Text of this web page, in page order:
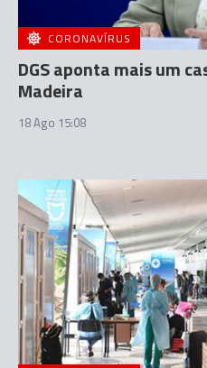
CORONAVÍRUS
DGS aponta mais um
Madeira
18 Ago 15:08